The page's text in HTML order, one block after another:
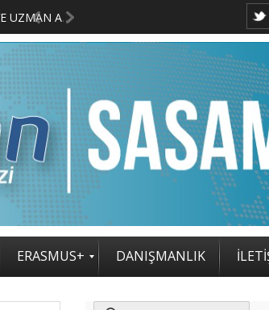
ADAYLARI ARIYORUZ 2. SASAM STRATEJİ ZİRVESİ KATILIMCILARI
ERASMUS+ DANIŞMANLIK